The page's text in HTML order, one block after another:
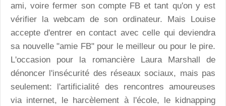
ami, voire fermer son compte FB et tant qu'on y est
vérifier la webcam de son ordinateur. Mais Louise
accepte d'entrer en contact avec celle qui deviendra
sa nouvelle "amie FB" pour le meilleur ou pour le pire.
L'occasion pour la romancière Laura Marshall de
dénoncer l'insécurité des réseaux sociaux, mais pas
seulement: l'artificialité des rencontres amoureuses
via internet, le harcèlement à l'école, le kidnapping